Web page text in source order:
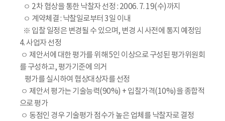
ㅇ 2차 협상을 통한 낙찰자 선정 : 2006. 7. 19(수)까지
ㅇ 계약체결 : 낙찰일로부터 3일 이내
※ 입찰 일정은 변경될 수 있으며, 변경 시 사전에 통지 예정임
4. 사업자 선정
ㅇ 제안서에 대한 평가를 위해 5인 이상으로 구성된 평가위원회
를 구성하고, 평가기준에 의거
평가를 실시하여 협상대상자를 선정
ㅇ 제안서 평가는 기술능력(90%) + 입찰가격(10%)을 종합적
으로 평가
ㅇ 동점인 경우 기술평가 점수가 높은 업체를 낙찰자로 결정